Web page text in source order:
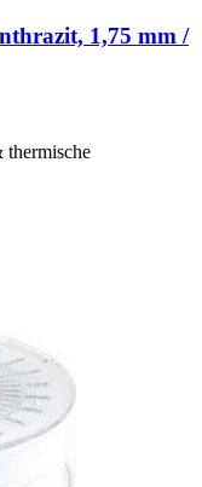
1,75 mm /
thermische